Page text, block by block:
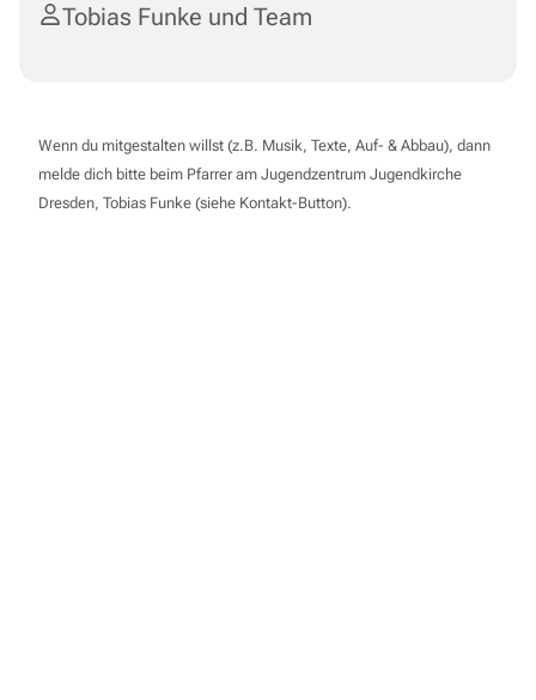
Tobias Funke und Team
Wenn du mitgestalten willst (z.B. Musik, Texte, Auf- & Abbau), dann
melde dich bitte beim Pfarrer am Jugendzentrum Jugendkirche
Dresden, Tobias Funke (siehe Kontakt-Button).